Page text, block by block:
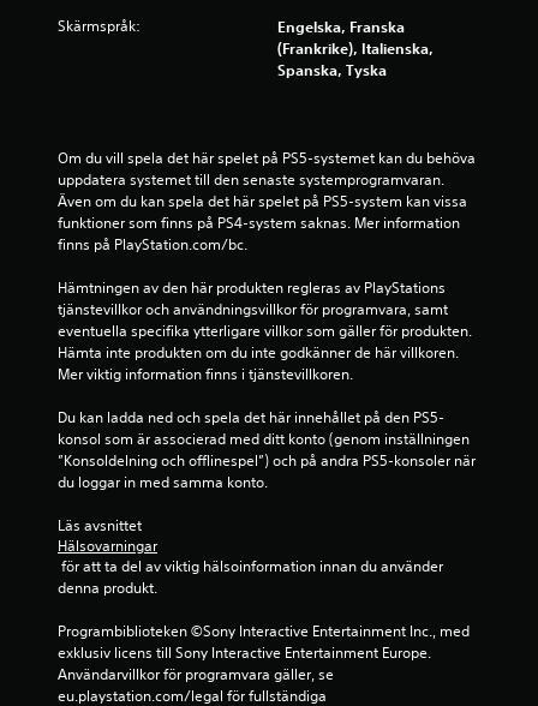
m
b
s
e
a
å
Skärmspråk:
Engelska, Franska
(Frankrike), Italienska,
Spanska, Tyska
Om du vill spela det här spelet på PS5-systemet kan du behöva
uppdatera systemet till den senaste systemprogramvaran.
Även om du kan spela det här spelet på PS5-system kan vissa
funktioner som finns på PS4-system saknas. Mer information
finns på PlayStation.com/bc.
Hämtningen av den här produkten regleras av PlayStations
tjänstevillkor och användningsvillkor för programvara, samt
eventuella specifika ytterligare villkor som gäller för produkten.
Hämta inte produkten om du inte godkänner de här villkoren.
Mer viktig information finns i tjänstevillkoren.
Du kan ladda ned och spela det här innehållet på den PS5-
konsol som är associerad med ditt konto (genom inställningen
”Konsoldelning och offlinespel”) och på andra PS5-konsoler när
du loggar in med samma konto.
Läs avsnittet
Hälsovarningar
denna produkt.
Programbiblioteken ©Sony Interactive Entertainment Inc., med
exklusiv licens till Sony Interactive Entertainment Europe.
Användarvillkor för programvara gäller, se
eu.playstation.com/legal för fullständiga